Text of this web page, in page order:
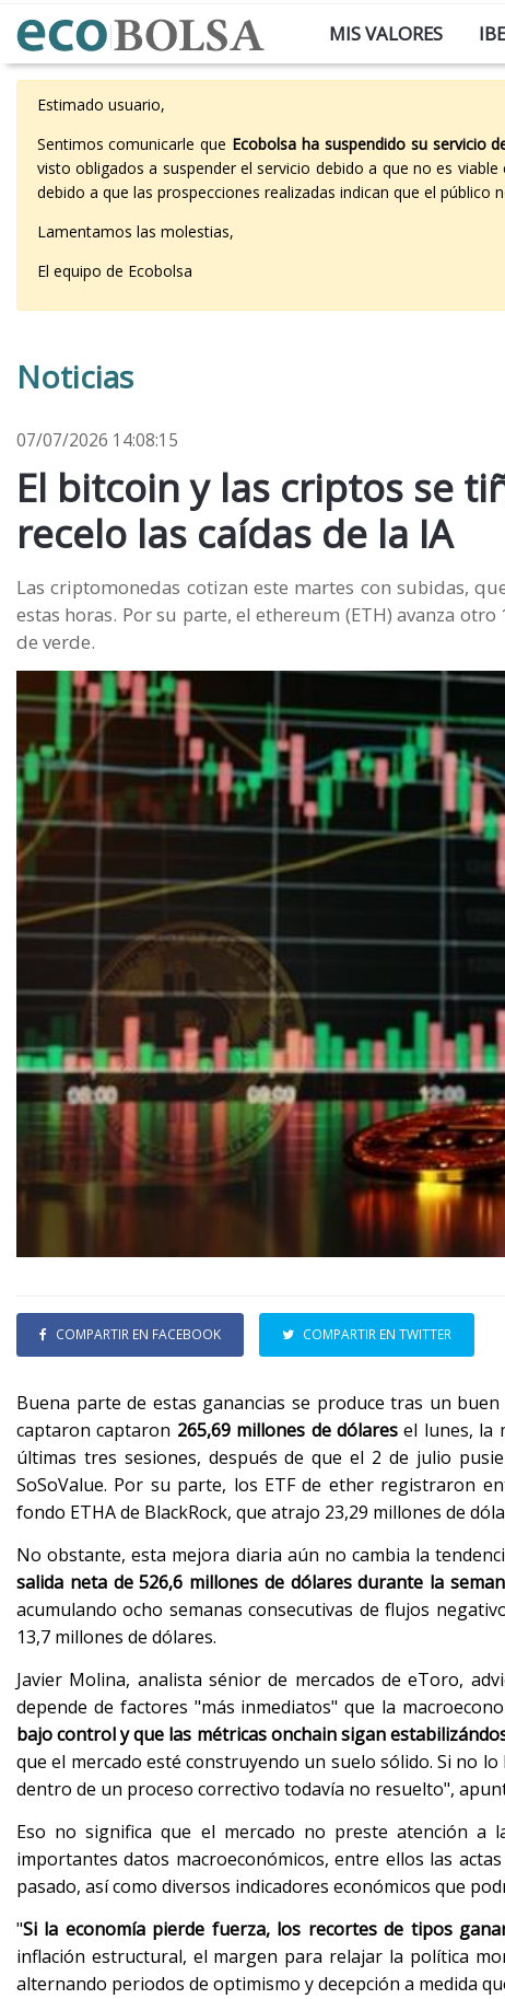
MIS VALORES
Estimado usuario,
Sentimos comunicarle que Ecobolsa ha suspendido su servicio
visto obligados a suspender el servicio debido a que no es
debido a que las prospecciones realizadas indican que el
Lamentamos las molestias,
El equipo de Ecobolsa
Noticias
07/07/2026 14:08:15
El bitcoin y las criptos se
recelo las caídas de la IA
Las criptomonedas cotizan este martes con subidas,
estas horas. Por su parte, el ethereum (ETH) avanza
de verde.
COMPARTIR EN FACEBOOK COMPARTIR EN TWITTER
Buena parte de estas ganancias se produce tras un
captaron captaron 265,69 millones de dólaresel lunes, la
últimas tres sesiones, después de que el 2 de julio
SoSoValue. Por su parte, los ETF de ether registraron
fondo ETHA de BlackRock, que atrajo 23,29 millones de
No obstante, esta mejora diaria aún no cambia la
salida neta de 526,6 millones de dólares durante la
acumulando ocho semanas consecutivas de flujos
13,7 millones de dólares.
Javier Molina, analista sénior de mercados de eToro,
depende de factores "más inmediatos" que la
bajo control y que las métricas onchain sigan
que el mercado esté construyendo un suelo sólido. Si no
dentro de un proceso correctivo todavía no resuelto",
Eso no significa que el mercado no preste atención a
importantes datos macroeconómicos, entre ellos las
pasado, así como diversos indicadores económicos que
"Si la economía pierde fuerza, los recortes de tipos
inflación estructural, el margen para relajar la política
alternando periodos de optimismo y decepción a medida